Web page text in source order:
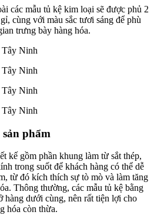
các mẫu tủ kệ kim loại sẽ được phủ 2
cùng với màu sắc tươi sáng để phù
trưng bày hàng hóa.
phẩm
kế gồm phần khung làm từ sắt thép,
trong suốt để khách hàng có thể dễ
từ đó kích thích sự tò mò và làm tăng
Thông thường, các mẫu tủ kệ bằng
hàng dưới cùng, nên rất tiện lợi cho
hóa còn thừa.